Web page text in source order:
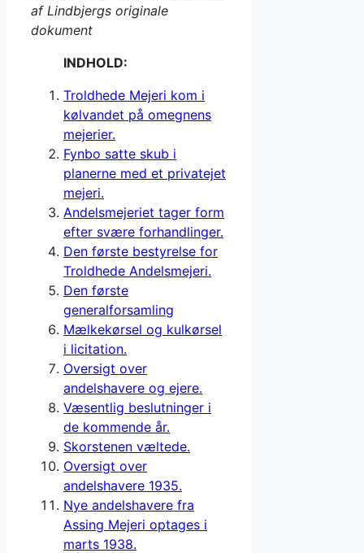
af Lindbjergs originale
dokument
INDHOLD:
Troldhede Mejeri kom i
kølvandet på omegnens
mejerier.
Fynbo satte skub i
planerne med et privatejet
mejeri.
Andelsmejeriet tager form
efter svære forhandlinger.
Den første bestyrelse for
Troldhede Andelsmejeri.
Den første
generalforsamling
Mælkekørsel og kulkørsel
i licitation.
Oversigt over
andelshavere og ejere.
Væsentlig beslutninger i
de kommende år.
Skorstenen væltede.
Oversigt over
andelshavere 1935.
Nye andelshavere fra
Assing Mejeri optages i
marts 1938.